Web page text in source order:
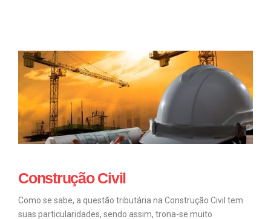
Construção Civil
Como se sabe, a questão tributária na Construção Civil tem
suas particularidades, sendo assim, trona-se muito